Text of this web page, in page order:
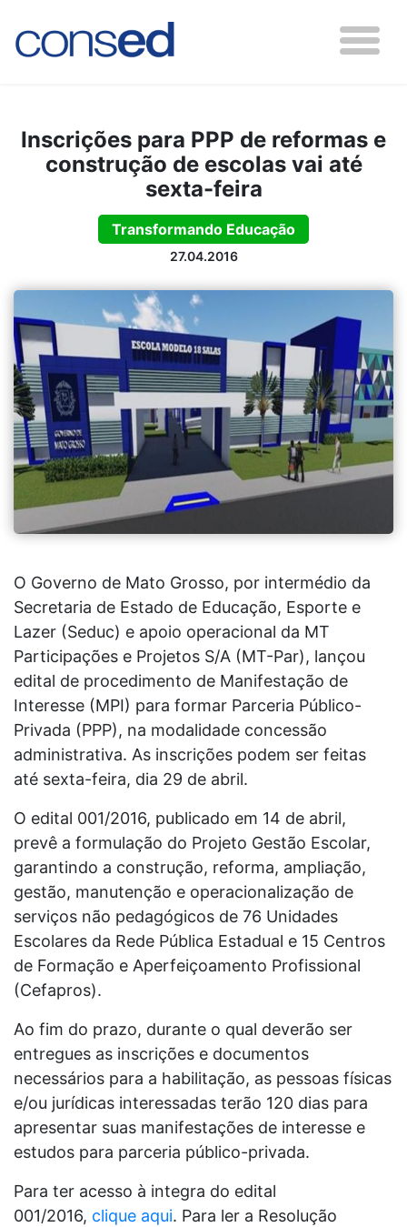
Inscrições para PPP de reformas e
construção de escolas vai até
sexta-feira
Transformando Educação
27.04.2016
O Governo de Mato Grosso, por intermédio da
Secretaria de Estado de Educação, Esporte e
Lazer (Seduc) e apoio operacional da MT
Participações e Projetos S/A (MT-Par), lançou
edital de procedimento de Manifestação de
Interesse (MPI) para formar Parceria Público-
Privada (PPP), na modalidade concessão
administrativa. As inscrições podem ser feitas
até sexta-feira, dia 29 de abril.
O edital 001/2016, publicado em 14 de abril,
prevê a formulação do Projeto Gestão Escolar,
garantindo a construção, reforma, ampliação,
gestão, manutenção e operacionalização de
serviços não pedagógicos de 76 Unidades
Escolares da Rede Pública Estadual e 15 Centros
de Formação e Aperfeiçoamento Profissional
(Cefapros).
Ao fim do prazo, durante o qual deverão ser
entregues as inscrições e documentos
necessários para a habilitação, as pessoas físicas
e/ou jurídicas interessadas terão 120 dias para
apresentar suas manifestações de interesse e
estudos para parceria público-privada.
Para ter acesso à integra do edital
001/2016, clique aqui. Para ler a Resolução